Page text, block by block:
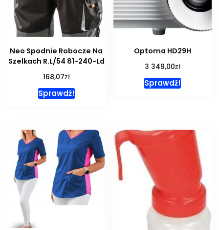
Neo Spodnie Robocze Na
Szelkach R.L/54 81-240-Ld
168,07zł
Sprawdź!
Optoma HD29H
3 349,00zł
Sprawdź!